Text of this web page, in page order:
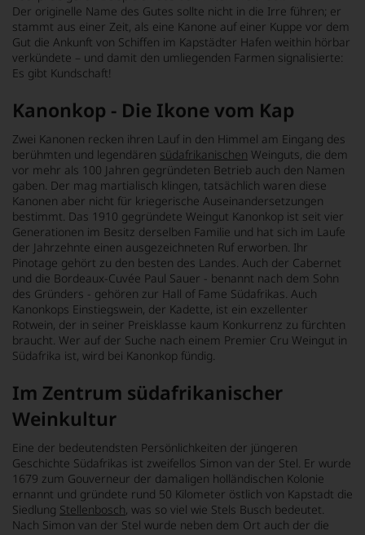
Der originelle Name des Gutes sollte nicht in die Irre führen; er
stammt aus einer Zeit, als eine Kanone auf einer Kuppe vor dem
Gut die Ankunft von Schiffen im Kapstädter Hafen weithin hörbar
verkündete – und damit den umliegenden Farmen signalisierte:
Es gibt Kundschaft!
Kanonkop - Die Ikone vom Kap
Zwei Kanonen recken ihren Lauf in den Himmel am Eingang des
berühmten und legendären südafrikanischen Weinguts, die dem
vor mehr als 100 Jahren gegründeten Betrieb auch den Namen
gaben. Der mag martialisch klingen, tatsächlich waren diese
Kanonen aber nicht für kriegerische Auseinandersetzungen
bestimmt. Das 1910 gegründete Weingut Kanonkop ist seit vier
Generationen im Besitz derselben Familie und hat sich im Laufe
der Jahrzehnte einen ausgezeichneten Ruf erworben. Ihr
Pinotage gehört zu den besten des Landes. Auch der Cabernet
und die Bordeaux-Cuvée Paul Sauer - benannt nach dem Sohn
des Gründers - gehören zur Hall of Fame Südafrikas. Auch
Kanonkops Einstiegswein, der Kadette, ist ein exzellenter
Rotwein, der in seiner Preisklasse kaum Konkurrenz zu fürchten
braucht. Wer auf der Suche nach einem Premier Cru Weingut in
Südafrika ist, wird bei Kanonkop fündig.
Im Zentrum südafrikanischer
Weinkultur
Eine der bedeutendsten Persönlichkeiten der jüngeren
Geschichte Südafrikas ist zweifellos Simon van der Stel. Er wurde
1679 zum Gouverneur der damaligen holländischen Kolonie
ernannt und gründete rund 50 Kilometer östlich von Kapstadt die
Siedlung Stellenbosch , was so viel wie Stels Busch bedeutet.
Nach Simon van der Stel wurde neben dem Ort auch der die